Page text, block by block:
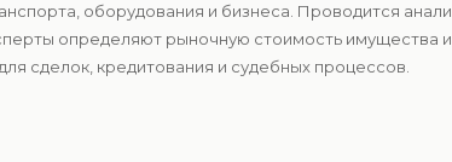
оборудования и бизнеса. Проводится
определяют рыночную стоимость имущества и
сделок, кредитования и судебных процессов.